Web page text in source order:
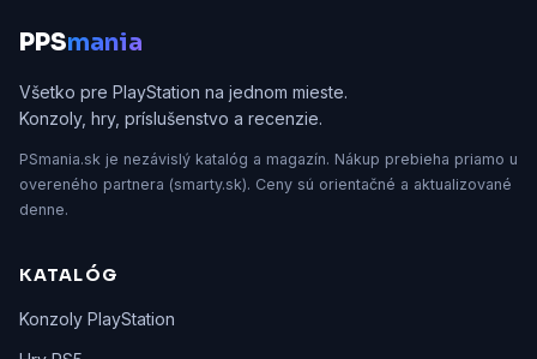
PPSmania
Všetko pre PlayStation na jednom mieste.
Konzoly, hry, príslušenstvo a recenzie.
PSmania.sk je nezávislý katalóg a magazín. Nákup prebieha priamo u
overeného partnera (smarty.sk). Ceny sú orientačné a aktualizované
denne.
KATALÓG
Konzoly PlayStation